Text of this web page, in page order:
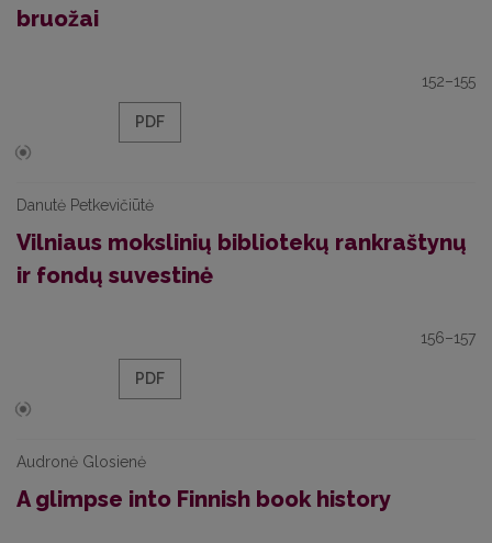
bruožai
152–155
PDF
Danutė Petkevičiūtė
Vilniaus mokslinių bibliotekų rankraštynų
ir fondų suvestinė
156–157
PDF
Audronė Glosienė
A glimpse into Finnish book history